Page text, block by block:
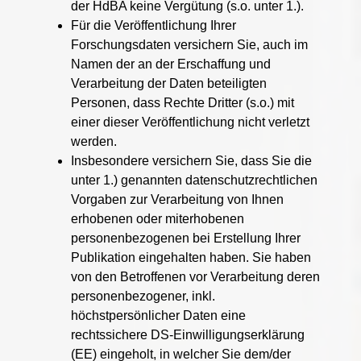
der HdBA keine Vergütung (s.o. unter 1.).
Für die Veröffentlichung Ihrer
Forschungsdaten versichern Sie, auch im
Namen der an der Erschaffung und
Verarbeitung der Daten beteiligten
Personen, dass Rechte Dritter (s.o.) mit
einer dieser Veröffentlichung nicht verletzt
werden.
Insbesondere versichern Sie, dass Sie die
unter 1.) genannten datenschutzrechtlichen
Vorgaben zur Verarbeitung von Ihnen
erhobenen oder miterhobenen
personenbezogenen bei Erstellung Ihrer
Publikation eingehalten haben. Sie haben
von den Betroffenen vor Verarbeitung deren
personenbezogener, inkl.
höchstpersönlicher Daten eine
rechtssichere DS-Einwilligungserklärung
(EE) eingeholt, in welcher Sie dem/der